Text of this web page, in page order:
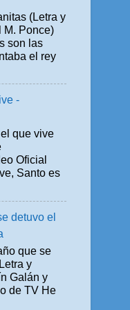
(Letra y
M. Ponce)
son las
el rey
-
que vive
Oficial
Santo es
detuvo el
que se
y
Galán y
de TV He